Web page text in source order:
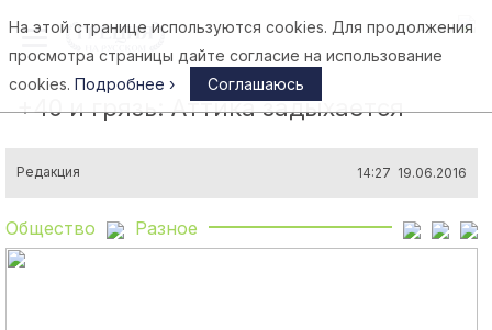
Афины
+40 и грязь: Аттика задыхается
Редакция 14:27 19.06.2016
Общество Разное
На этой странице используются cookies. Для продолжения
просмотра страницы дайте согласие на использование
cookies. Подробнее › Соглашаюсь